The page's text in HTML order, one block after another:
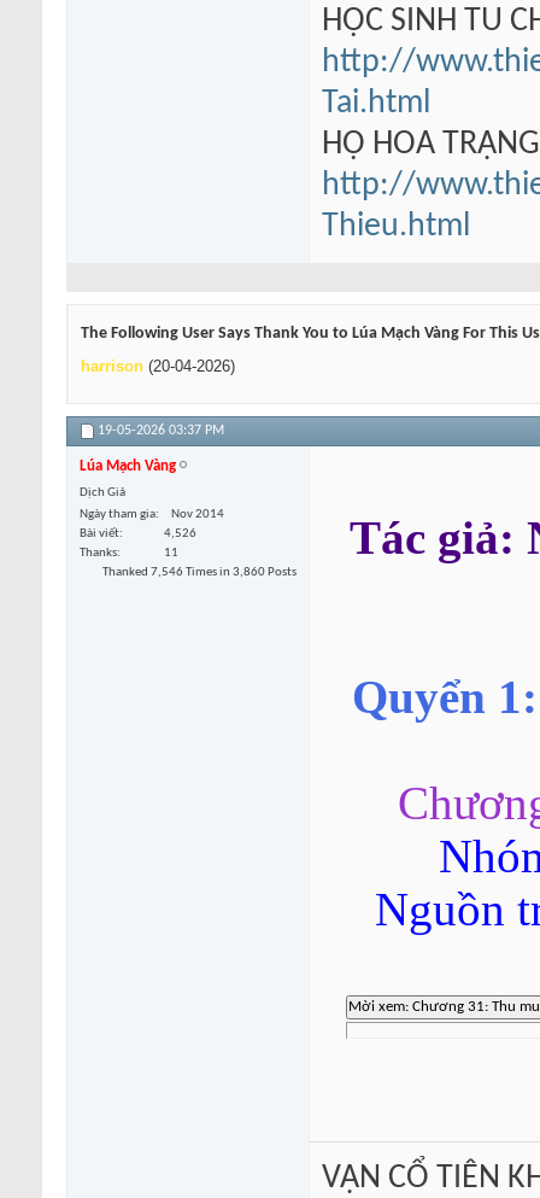
HỌC SINH TU
http://
Tai.html
HỘ HOA
http://
Thieu.html
The Following User Says Thank You to Lúa Mạch Vàng For This
harrison (20-04-2026)
19-05-2026 03:37 PM
Lúa Mạch Vàng
Dịch Giả
Ngày tham gia
Nov 2014
Bài viết
4,526
Thanks
11
Thanked 7,546 Times in 3,860 Posts
Tác giả:
Quyển
Nguồn
VẠN CỔ TIÊN